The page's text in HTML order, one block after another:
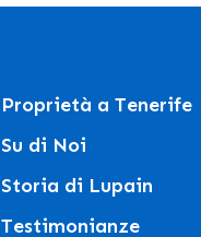
Proprietà a Tenerife
Su di Noi
Storia di Lupain
Testimonianze